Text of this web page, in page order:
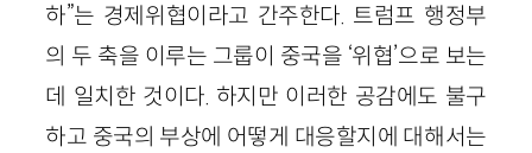
하”는 경제위협이라고 간주한다. 트럼프 행정부
의 두 축을 이루는 그룹이 중국을 ‘위협’으로 보는
데 일치한 것이다. 하지만 이러한 공감에도 불구
하고 중국의 부상에 어떻게 대응할지에 대해서는